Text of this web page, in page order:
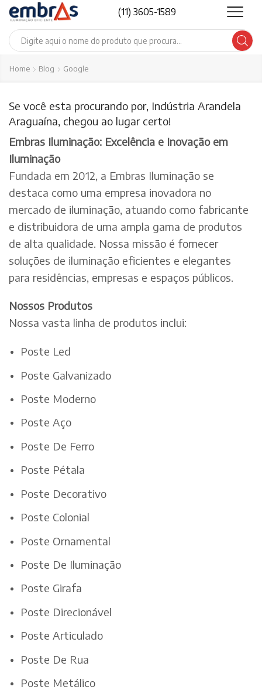
(11) 3605-1589
Search
Home Blog Google
Se você esta procurando por, Indústria Arandela
Araguaína, chegou ao lugar certo!
Embras Iluminação: Excelência e Inovação em
Iluminação
Fundada em 2012, a Embras Iluminação se
destaca como uma empresa inovadora no
mercado de iluminação, atuando como fabricante
e distribuidora de uma ampla gama de produtos
de alta qualidade. Nossa missão é fornecer
soluções de iluminação eficientes e elegantes
para residências, empresas e espaços públicos.
Nossos Produtos
Nossa vasta linha de produtos inclui:
Poste Led
Poste Galvanizado
Poste Moderno
Poste Aço
Poste De Ferro
Poste Pétala
Poste Decorativo
Poste Colonial
Poste Ornamental
Poste De Iluminação
Poste Girafa
Poste Direcionável
Poste Articulado
Poste De Rua
Poste Metálico